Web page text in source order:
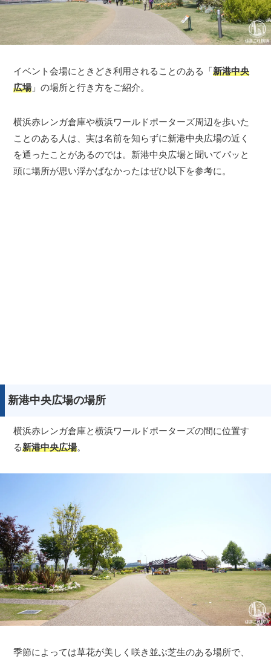
イベント会場にときどき利用されることのある「新港中央
広場」の場所と行き方をご紹介。
横浜赤レンガ倉庫や横浜ワールドポーターズ周辺を歩いた
ことのある人は、実は名前を知らずに新港中央広場の近く
を通ったことがあるのでは。新港中央広場と聞いてパッと
頭に場所が思い浮かばなかったはぜひ以下を参考に。
新港中央広場の場所
横浜赤レンガ倉庫と横浜ワールドポーターズの間に位置す
る新港中央広場。
季節によっては草花が美しく咲き並ぶ芝生のある場所で、